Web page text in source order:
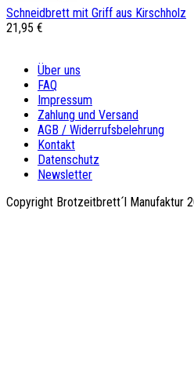
Schneidbrett mit Griff aus Kirschholz
21,95 €
Über uns
FAQ
Impressum
Zahlung und Versand
AGB / Widerrufsbelehrung
Kontakt
Datenschutz
Newsletter
Copyright Brotzeitbrett´l Manufaktur